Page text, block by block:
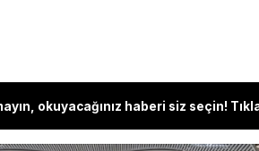
okuyacağınız haberi siz seçin!